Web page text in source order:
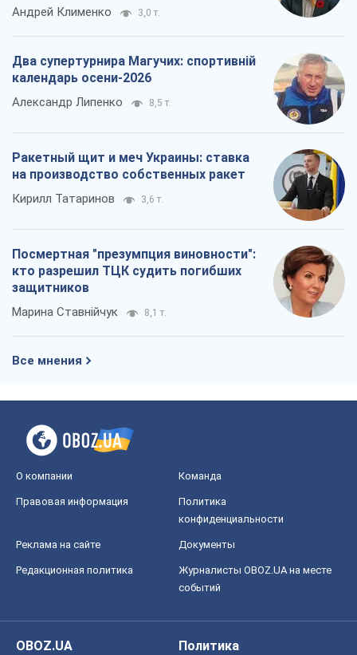
Андрей Клименко 3,0 т.
Два супертурнира Магучих: спортивній
календарь осени-2026
Александр Липенко 8,5 т.
Ракетный щит и меч Украины: ставка
на производство собственных ракет
Кирилл Татаринов 3,6 т.
Посмертная "презумпция виновности":
кто разрешил ТЦК судить погибших
защитников
Марина Ставнійчук 8,1 т.
Все мнения
О компании Команда
Правовая информация
Политика
конфиденциальности
Реклама на сайте Документы
Редакционная политика
Журналисты OBOZ.UA на месте
событий
OBOZ.UA
Политика